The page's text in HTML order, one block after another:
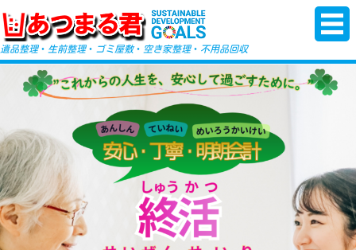
-->
遺品整理・ 生前整理・ ゴミ屋敷・ 空き家整理・ 不用品回収